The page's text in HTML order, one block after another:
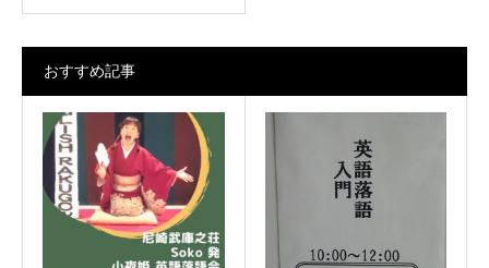
おすすめ記事